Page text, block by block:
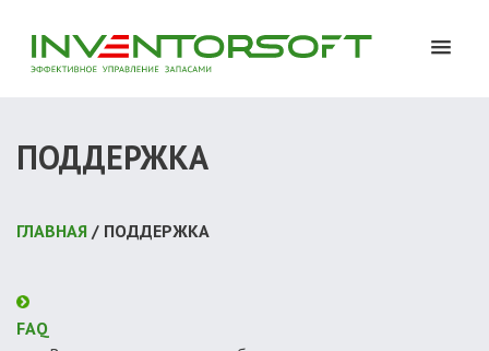
ПОДДЕРЖКА
ГЛАВНАЯ / ПОДДЕРЖКА
FAQ